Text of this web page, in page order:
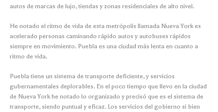
autos de marcas de lujo, tiendas y zonas residenciales de alto nivel.
He notado el ritmo de vida de esta metrópolis llamada Nueva York es
acelerado personas caminando rápido autos y autobuses rápidos
siempre en movimiento. Puebla es una ciudad más lenta en cuanto a
ritmo de vida.
Puebla tiene un sistema de transporte deficiente, y servicios
gubernamentales deplorables. En el poco tiempo que llevo en la ciudad
de Nueva York he notado lo organizado y precisó que es el sistema de
transporte, siendo puntual y eficaz. Los servicios del gobierno si bien